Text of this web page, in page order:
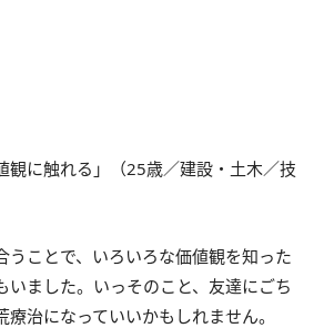
観に触れる」（25歳／建設・土木／技
うことで、いろいろな価値観を知った
いました。いっそのこと、友達にごち
治になっていいかもしれません。